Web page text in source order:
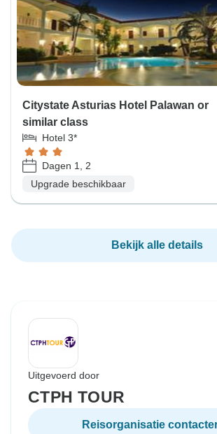
Citystate Asturias Hotel Palawan or
similar class
Hotel 3*
Dagen 1, 2
Upgrade beschikbaar
Bekijk alle details
Uitgevoerd door
CTPH TOUR
Reisorganisatie